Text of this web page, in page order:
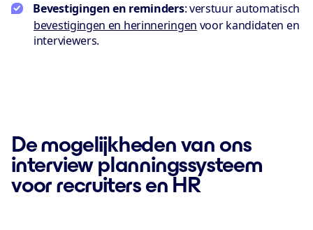
Bevestigingen en reminders: verstuur automatisch
bevestigingen en herinneringen voor kandidaten en
interviewers.
De mogelijkheden van ons
interview planningssysteem
voor recruiters en HR